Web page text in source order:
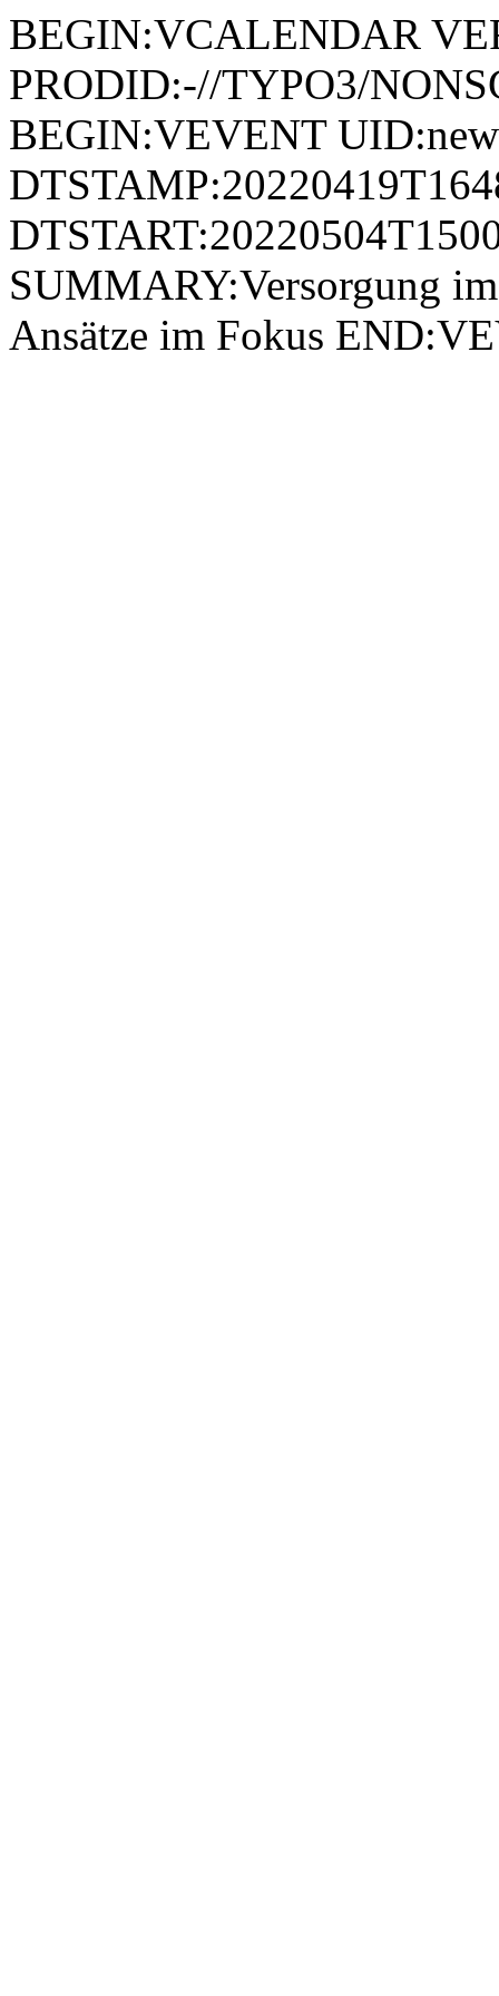
BEGIN:VCALENDAR
PRODID:-//TYPO3/
BEGIN:VEVENT
SUMMARY:Versorgung
Ansätze im Fokus